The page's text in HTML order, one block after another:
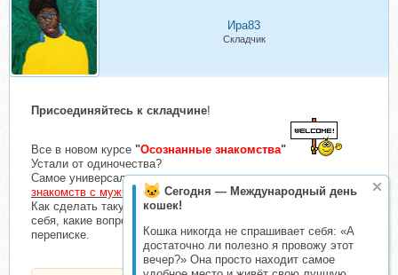
Сегодня — Международный день
кошек!
Кошка никогда не спрашивает себя: «А
достаточно ли полезно я провожу этот
вечер?» Она просто находит самое
Ира83
Складчик
Присоединяйтесь к складчине!
Все в новом курсе "Осознанные знакомства"
Устали от одиночества?
Самое универсальное руководствопо всем нюансам
знакомств с мужчинами в интернете .
Как сделать такую анкету? Привлечь адекватов? Как вести
себя, какие вопросы задавать и расположить к себе в
переписке.